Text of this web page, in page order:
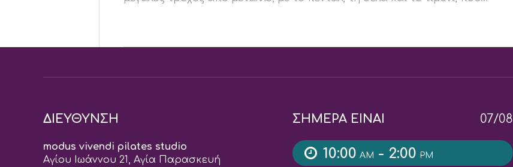
ΔΙΕΥΘΥΝΣΗ
modus vivendi pilates studio
Αγίου Ιωάννου 21, Αγία Παρασκευή
ΣΗΜΕΡΑ ΕΙΝΑΙ 07/08
10:00 AM - 2:00 PM